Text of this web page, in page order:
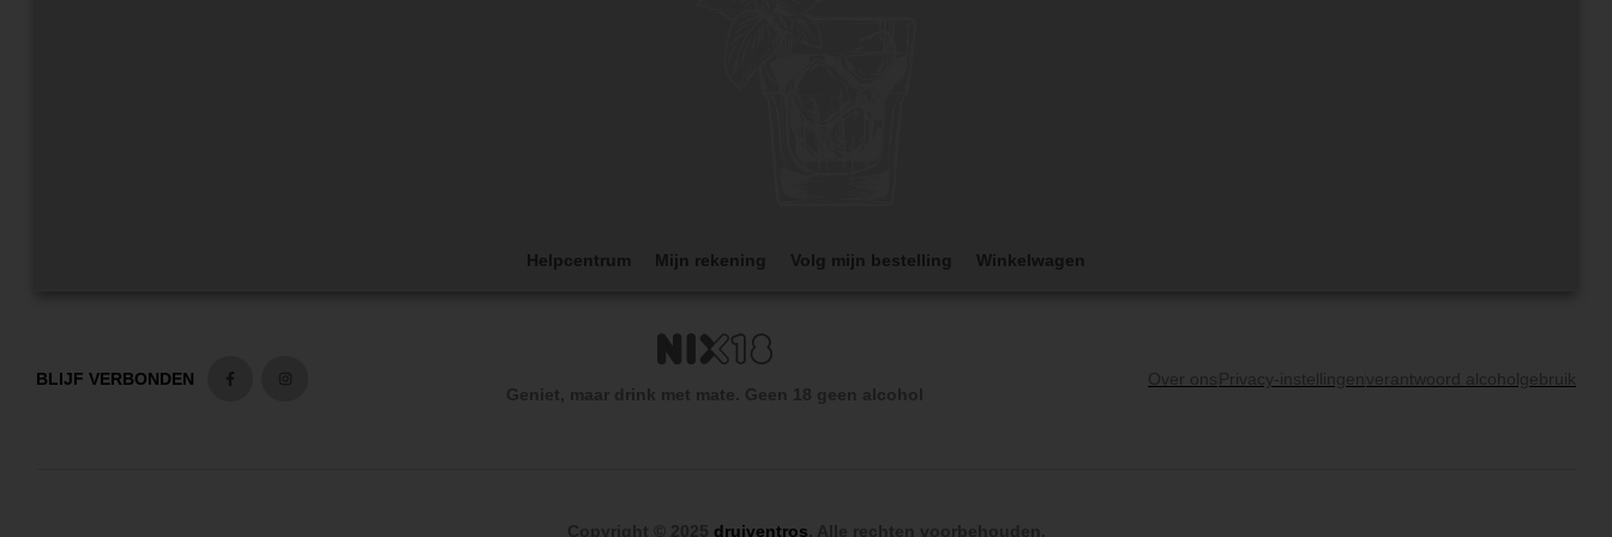
Helpcentrum Mijn rekening Volg mijn bestelling Winkelwagen
BLIJF VERBONDEN
Geniet, maar drink met mate. Geen 18 geen alcohol
Over ons Privacy-instellingen verantwoord alcoholgebruik
Copyright © 2025 druiventros. Alle rechten voorbehouden.